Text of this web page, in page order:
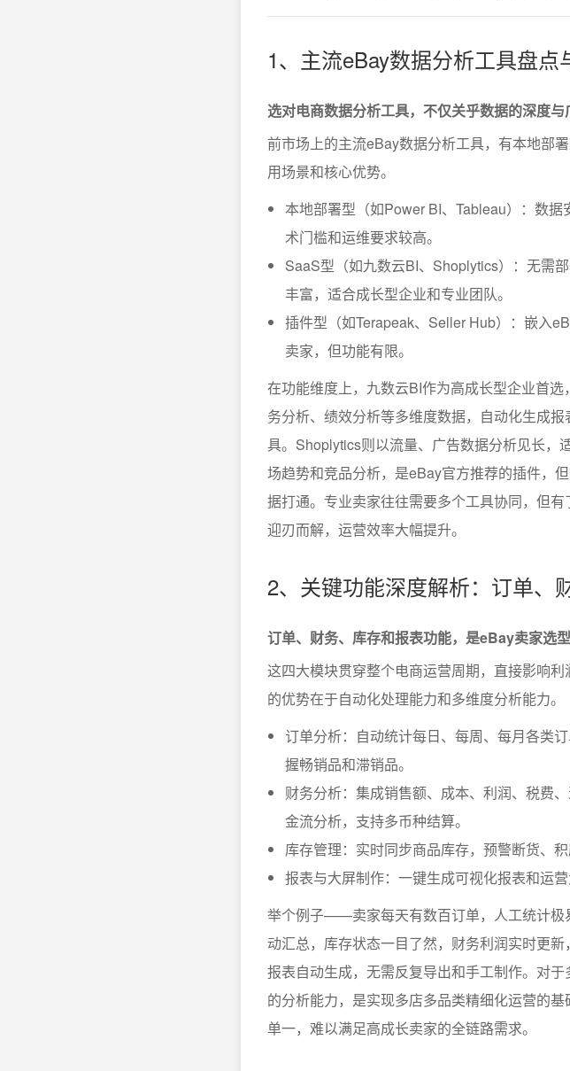
1、主流eBay数据分析工具盘点
选对电商数据分析工具，不仅关乎数据的深度
前市场上的主流eBay数据分析工具，有本地部
用场景和核心优势。
本地部署型（如Power BI、Tableau）：数
术门槛和运维要求较高。
SaaS型（如九数云BI、Shoplytics）：无需
丰富，适合成长型企业和专业团队。
插件型（如Terapeak、Seller Hub）：嵌入
卖家，但功能有限。
在功能维度上，九数云BI作为高成长型企业首
务分析、绩效分析等多维度数据，自动化生成
具。Shoplytics则以流量、广告数据分析见长，
场趋势和竞品分析，是eBay官方推荐的插件，
据打通。专业卖家往往需要多个工具协同，但
迎刃而解，运营效率大幅提升。
2、关键功能深度解析：订单、
订单、财务、库存和报表功能，是eBay卖家选
这四大模块贯穿整个电商运营周期，直接影响
的优势在于自动化处理能力和多维度分析能力。
订单分析：自动统计每日、每周、每月各类
握畅销品和滞销品。
财务分析：集成销售额、成本、利润、税费
金流分析，支持多币种结算。
库存管理：实时同步商品库存，预警断货、
报表与大屏制作：一键生成可视化报表和运
举个例子——卖家每天有数百订单，人工统计极
动汇总，库存状态一目了然，财务利润实时更
报表自动生成，无需反复导出和手工制作。对
的分析能力，是实现多店多品类精细化运营的
单一，难以满足高成长卖家的全链路需求。